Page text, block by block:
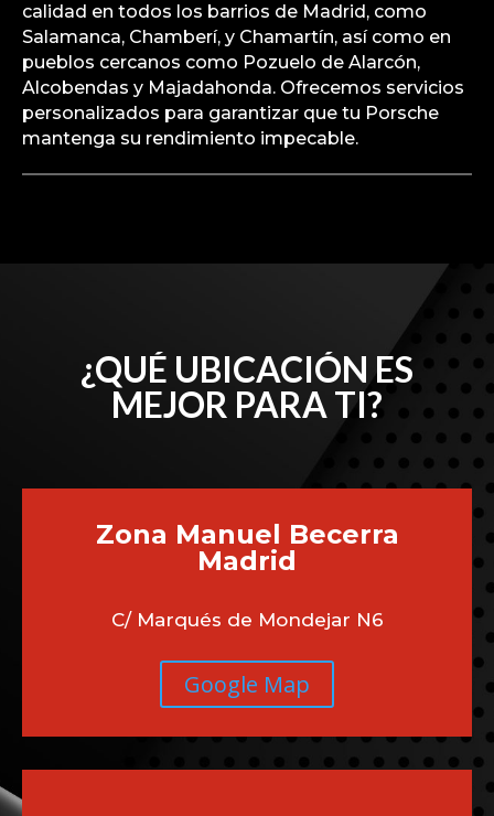
calidad en todos los barrios de Madrid, como
Salamanca, Chamberí, y Chamartín, así como en
pueblos cercanos como Pozuelo de Alarcón,
Alcobendas y Majadahonda. Ofrecemos servicios
personalizados para garantizar que tu Porsche
mantenga su rendimiento impecable.
¿QUÉ UBICACIÓN ES
MEJOR PARA TI?
Zona Manuel Becerra
Madrid
C/ Marqués de Mondejar N6
Google Map